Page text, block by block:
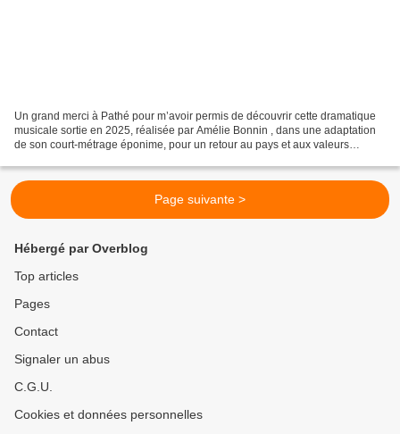
Un grand merci à Pathé pour m’avoir permis de découvrir cette dramatique
musicale sortie en 2025, réalisée par Amélie Bonnin , dans une adaptation
de son court-métrage éponime, pour un retour au pays et aux valeurs
Page suivante >
Hébergé par Overblog
Top articles
Pages
Contact
Signaler un abus
C.G.U.
Cookies et données personnelles